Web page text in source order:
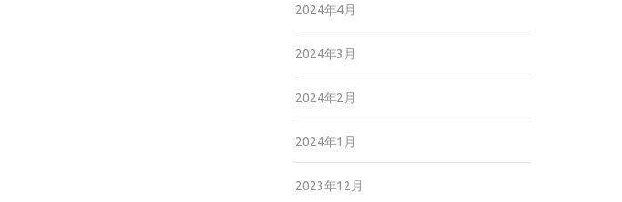
2024年4月
2024年3月
2024年2月
2024年1月
2023年12月